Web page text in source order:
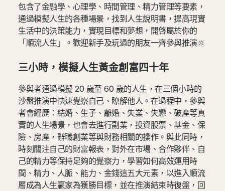
包含了金融學、心理學、時間管理、精力管理等要素，
通過模擬人生的各種場景，找到人生說明書，提高現實
生活中的決策能力，實現目標和夢想，開啓屬於你的
「順流人生」。歡迎新手及玩過的朋友一齊參與推演🔆
三小時，模擬人生黃金創富四十年
參與者通過模擬 20 歲至 60 歲的人生，在三個小時的
沙盤推演中快速覺察自己、瞭解他人。在過程中，參與
者會經歷：結婚、生子、離婚、失業、失戀、破產等真
實的人生場景，也會去進行副業，投資股票、基金、保
險、房產，辭職創業等與財務相關的操作。與此同時，
時刻關注自己的財富報表，對外在市場、合作夥伴、自
己的精力等保持足夠的覺察力，學習如何高效運用時
間、精力、人脈、能力、金錢這五大元素，以進入順流
層成為人生贏家為獲勝目標，並在推演結束時復盤，回